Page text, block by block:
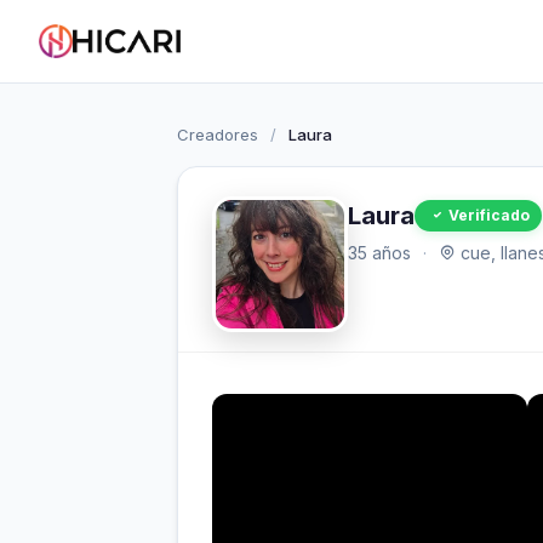
Creadores / Laura
Laura Verificado
35 años · cue,